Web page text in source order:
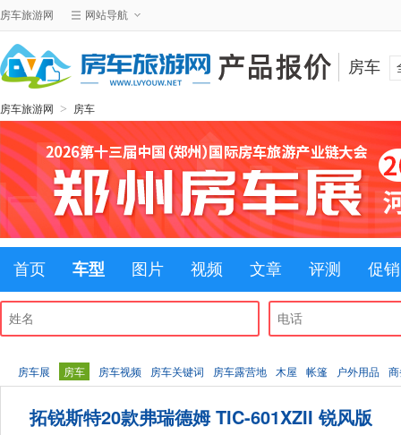
房车旅游网 网站导航
房车
房车旅游网 > 房车
首页 车型 图片 视频 文章 评测 促销
房车展 房车 房车视频 房车关键词 房车露营地 木屋 帐篷 户外用品
拓锐斯特20款弗瑞德姆 TIC-601XZII 锐风版